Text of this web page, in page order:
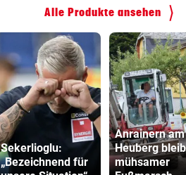
Alle Produkte ansehen
Sekerlioglu:
„Bezeichnend für
Anrainern am
Heuberg
mühsamer